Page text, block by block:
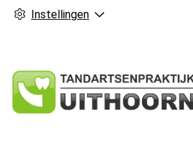
Instellingen